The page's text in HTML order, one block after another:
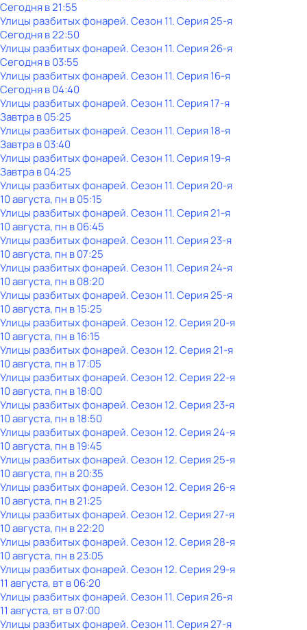
Сегодня в 21:55
Улицы разбитых фонарей. Сезон 11. Серия 25-я
Сегодня в 22:50
Улицы разбитых фонарей. Сезон 11. Серия 26-я
Сегодня в 03:55
Улицы разбитых фонарей. Сезон 11. Серия 16-я
Сегодня в 04:40
Улицы разбитых фонарей. Сезон 11. Серия 17-я
Завтра в 05:25
Улицы разбитых фонарей. Сезон 11. Серия 18-я
Завтра в 03:40
Улицы разбитых фонарей. Сезон 11. Серия 19-я
Завтра в 04:25
Улицы разбитых фонарей. Сезон 11. Серия 20-я
10 августа, пн в 05:15
Улицы разбитых фонарей. Сезон 11. Серия 21-я
10 августа, пн в 06:45
Улицы разбитых фонарей. Сезон 11. Серия 23-я
10 августа, пн в 07:25
Улицы разбитых фонарей. Сезон 11. Серия 24-я
10 августа, пн в 08:20
Улицы разбитых фонарей. Сезон 11. Серия 25-я
10 августа, пн в 15:25
Улицы разбитых фонарей. Сезон 12. Серия 20-я
10 августа, пн в 16:15
Улицы разбитых фонарей. Сезон 12. Серия 21-я
10 августа, пн в 17:05
Улицы разбитых фонарей. Сезон 12. Серия 22-я
10 августа, пн в 18:00
Улицы разбитых фонарей. Сезон 12. Серия 23-я
10 августа, пн в 18:50
Улицы разбитых фонарей. Сезон 12. Серия 24-я
10 августа, пн в 19:45
Улицы разбитых фонарей. Сезон 12. Серия 25-я
10 августа, пн в 20:35
Улицы разбитых фонарей. Сезон 12. Серия 26-я
10 августа, пн в 21:25
Улицы разбитых фонарей. Сезон 12. Серия 27-я
10 августа, пн в 22:20
Улицы разбитых фонарей. Сезон 12. Серия 28-я
10 августа, пн в 23:05
Улицы разбитых фонарей. Сезон 12. Серия 29-я
11 августа, вт в 06:20
Улицы разбитых фонарей. Сезон 11. Серия 26-я
11 августа, вт в 07:00
Улицы разбитых фонарей. Сезон 11. Серия 27-я